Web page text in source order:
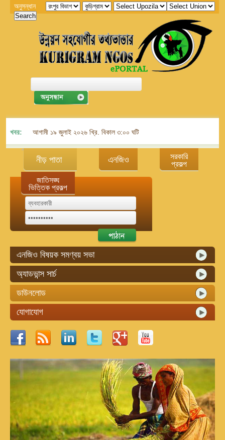
অনুসন্ধান
খবর: আগামী ১৯ জুলাই ২০২৬ খ্রি. বিকাল ৩:০০ ঘটিকায় জেলা এনজিও বিষয়ক সমন্বয়
নীড় পাতা এনজিও
সরকারি
প্রকল্প
জাতিসঙ্ঘ
ভিত্তিক প্রকল্প
এনজিও বিষয়ক সমণ্বয় সভা
অ্যাডভান্স সার্চ
ডাউনলোড
যোগাযোগ